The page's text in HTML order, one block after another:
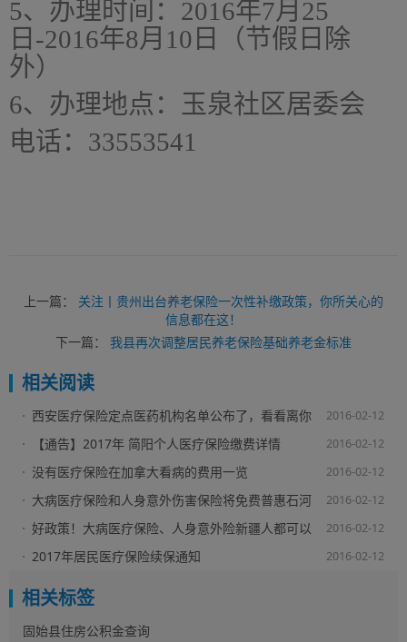
5、 办理时间：2016年7月25
日-2016年8月10日（节假日除
外）
6、 办理地点：玉泉社区居委会
电话：33553541
上一篇：
关注丨贵州出台养老保险一次性补缴政策，你所关心的
信息都在这！
下一篇：
我县再次调整居民养老保险基础养老金标准
相关阅读
2016-02-12
西安医疗保险定点医药机构名单公布了，看看离你
最近的在哪？
2016-02-12
【通告】2017年 简阳个人医疗保险缴费详情
2016-02-12
没有医疗保险在加拿大看病的费用一览
2016-02-12
大病医疗保险和人身意外伤害保险将免费普惠石河
子群众
2016-02-12
好政策！大病医疗保险、人身意外险新疆人都可以
免费享受！
2016-02-12
2017年居民医疗保险续保通知
相关标签
固始县住房公积金查询